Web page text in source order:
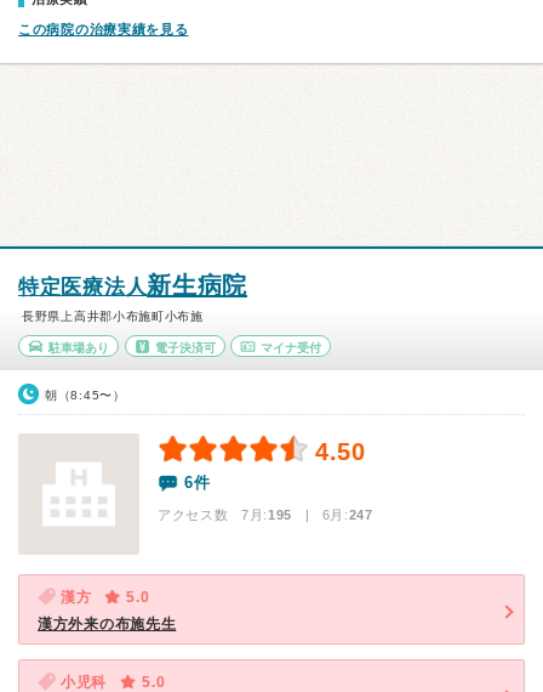
この病院の治療実績を見る
特定医療法人新生病院
長野県上高井郡小布施町小布施
駐車場あり 電子決済可 マイナ受付
朝（8:45〜）
4.50
6件
アクセス数 7月:195 | 6月:247
漢方
5.0
漢方外来の布施先生
小児科
5.0